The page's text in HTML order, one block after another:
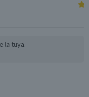
(8400 kj / 2000 kcal)
la tuya.